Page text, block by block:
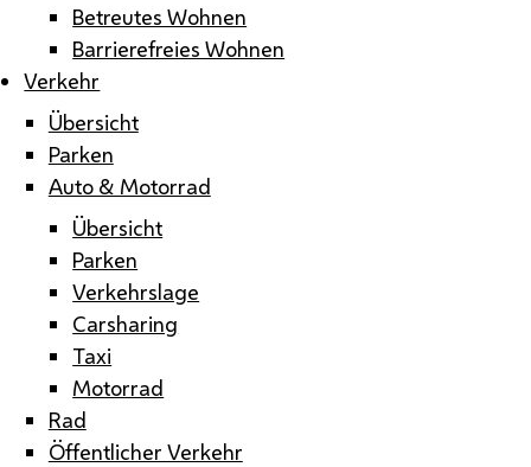
Betreutes Wohnen
Barrierefreies Wohnen
Verkehr
Übersicht
Parken
Auto & Motorrad
Übersicht
Parken
Verkehrslage
Carsharing
Taxi
Motorrad
Rad
Öffentlicher Verkehr